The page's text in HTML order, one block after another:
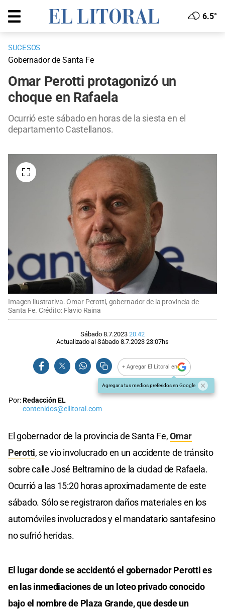
6.5°
SUCESOS
Gobernador de Santa Fe
Omar Perotti protagonizó un
choque en Rafaela
Ocurrió este sábado en horas de la siesta en el
departamento Castellanos.
Imagen ilustrativa. Omar Perotti, gobernador de la provincia de
Santa Fe. Crédito: Flavio Raina
Sábado 8.7.2023 20:42
Actualizado al Sábado 8.7.2023 23:07hs
+ Agregar El Litoral en
Agregar a tus medios preferidos en Google
Por:Redacción EL
contenidos@ellitoral.com
El gobernador de la provincia de Santa Fe,Omar
Perotti, se vio involucrado en un accidente de tránsito
sobre calle José Beltramino de la ciudad de Rafaela.
Ocurrió a las 15:20 horas aproximadamente de este
sábado. Sólo se registraron daños materiales en los
automóviles involucrados y el mandatario santafesino
no sufrió heridas.
El lugar donde se accidentó el gobernador Perotti es
en las inmediaciones de un loteo privado conocido
bajo el nombre de Plaza Grande, que desde un